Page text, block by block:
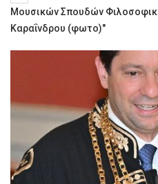
Μουσικών Σπουδών
Καραΐνδρου (φωτο)"